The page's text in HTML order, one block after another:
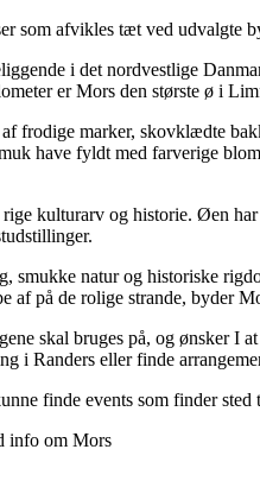
som afvikles tæt ved udvalgte
i det nordvestlige
er Mors den største ø i
frodige marker, skovklædte
have fyldt med farverige
kulturarv og historie. Øen
smukke natur og historiske
af på de rolige strande, byder
skal bruges på, og ønsker I
i Randers eller finde
finde events som finder
info om Mors